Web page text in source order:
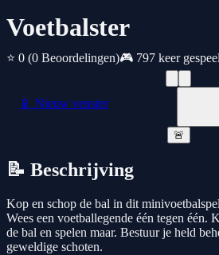
Voetbalster
⭐ 0 (0 Beoordelingen)🎮 797 keer
📱 Nieuw venster
🚨
📝 Beschrijving
Kop en schop de bal in dit
Wees een voetballegende één tegen één.
de bal en spelen maar. Bestuur je held
geweldige schoten.